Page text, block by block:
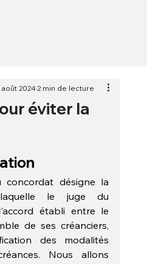
éviter la
août 20242 min de lecture
5.
concordat désigne la
le juge du
établi entre le
de ses créanciers,
des modalités
Nous allons